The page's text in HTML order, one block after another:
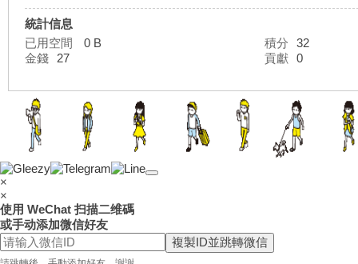
外
送
統計信息
已用空間
0 B 積分
32
金錢
27 貢獻 0
×
×
使用 WeChat 扫描二维碼
或手动添加微信好友
複製ID並跳轉微信